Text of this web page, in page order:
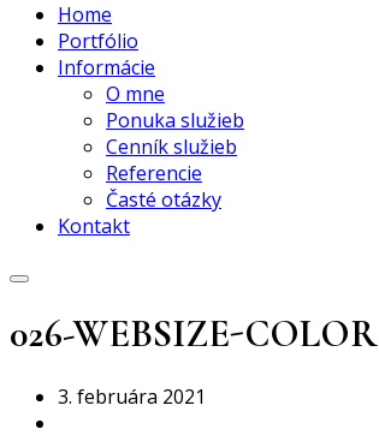
Home
Portfólio
Informácie
O mne
Ponuka služieb
Cenník služieb
Referencie
Časté otázky
Kontakt
026-WEBSIZE-COLOR
3. februára 2021